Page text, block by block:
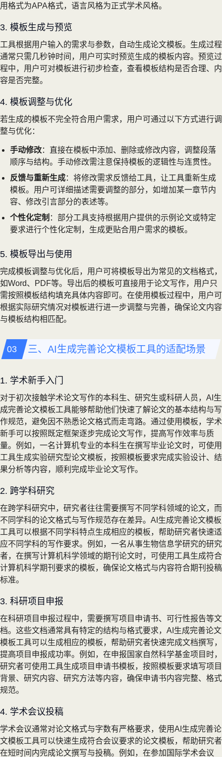
用格式为APA格式，语言风格为正式学术风格。
3. 模板生成与预览
工具根据用户输入的需求与参数，自动生成论文模板。生成过程
通常只需几秒钟时间，用户可实时预览生成的模板内容。预览过
程中，用户可对模板进行初步检查，查看模板结构是否合理、内
容是否完整。
4. 模板调整与优化
若生成的模板不完全符合用户需求，用户可通过以下方式进行调
整与优化：
手动修改：直接在模板中添加、删除或修改内容，调整段落
顺序与结构。手动修改需注意保持模板的逻辑性与连贯性。
反馈与重新生成：将修改需求反馈给工具，让工具重新生成
模板。用户可详细描述需要调整的部分，如增加某一章节内
容、修改引言部分的表述等。
个性化定制 ：部分工具支持根据用户提供的示例论文或特定
要求进行个性化定制，生成更贴合用户需求的模板。
5. 模板导出与使用
完成模板调整与优化后，用户可将模板导出为常见的文档格式，
如Word、PDF等。导出后的模板可直接用于论文写作，用户只
需按照模板结构填充具体内容即可。在使用模板过程中，用户可
根据实际研究情况对模板进行进一步调整与完善，确保论文内容
与模板结构相匹配。
三、AI生成完善论文模板工具的适配场景
1. 学术新手入门
对于初次接触学术论文写作的本科生、研究生或科研人员，AI生
成完善论文模板工具能够帮助他们快速了解论文的基本结构与写
作规范，避免因不熟悉论文格式而走弯路。通过使用模板，学术
新手可以按照既定框架逐步完成论文写作，提高写作效率与质
量。例如，一名计算机专业的本科生在撰写毕业论文时，可使用
工具生成实验研究型论文模板，按照模板要求完成实验设计、结
果分析等内容，顺利完成毕业论文写作。
2. 跨学科研究
在跨学科研究中，研究者往往需要撰写不同学科领域的论文，而
不同学科的论文格式与写作规范存在差异。AI生成完善论文模板
工具可以根据不同学科特点生成相应的模板，帮助研究者快速适
应不同学科的写作要求。例如，一名从事生物信息学研究的研究
者，在撰写计算机科学领域的期刊论文时，可使用工具生成符合
计算机科学期刊要求的模板，确保论文格式与内容符合期刊投稿
标准。
3. 科研项目申报
在科研项目申报过程中，需要撰写项目申请书、可行性报告等文
档。这些文档通常具有特定的结构与格式要求，AI生成完善论文
模板工具可以生成相应的模板，帮助研究者快速完成文档撰写，
提高项目申报成功率。例如，在申报国家自然科学基金项目时，
研究者可使用工具生成项目申请书模板，按照模板要求填写项目
背景、研究内容、研究方法等内容，确保申请书内容完整、格式
规范。
4. 学术会议投稿
学术会议通常对论文格式与字数有严格要求，使用AI生成完善论
文模板工具可以快速生成符合会议要求的论文模板，帮助研究者
在短时间内完成论文撰写与投稿。例如，在参加国际学术会议